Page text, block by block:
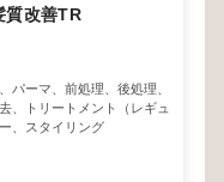
質改善TR
パーマ、前処理、後処理、
、トリートメント（レギュ
、スタイリング